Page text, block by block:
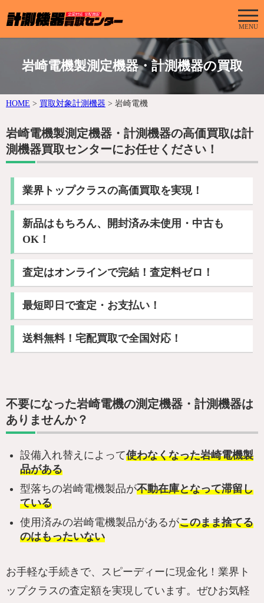
MENU
岩崎電機製測定機器・計測機器の買取
HOME > 買取対象計測機器 > 岩崎電機
岩崎電機製測定機器・計測機器の高価買取は計
測機器買取センターにお任せください！
業界トップクラスの高価買取を実現！
新品はもちろん、開封済み未使用・中古も
OK！
査定はオンラインで完結！査定料ゼロ！
最短即日で査定・お支払い！
送料無料！宅配買取で全国対応！
不要になった岩崎電機の測定機器・計測機器は
ありませんか？
設備入れ替えによって使わなくなった岩崎電機製
品がある
型落ちの岩崎電機製品が不動在庫となって滞留し
ている
使用済みの岩崎電機製品があるがこのまま捨てる
のはもったいない
お手軽な手続きで、スピーディーに現金化！業界ト
ップクラスの査定額を実現しています。ぜひお気軽